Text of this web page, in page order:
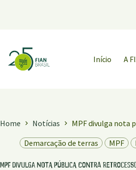
Início A
Home Notícias
MPF divulga nota
Demarcação de terras
MPF
MPF divulga nota pública contra